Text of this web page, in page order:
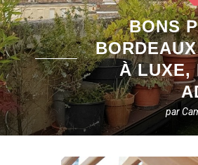
BONS
À LUXE,
par